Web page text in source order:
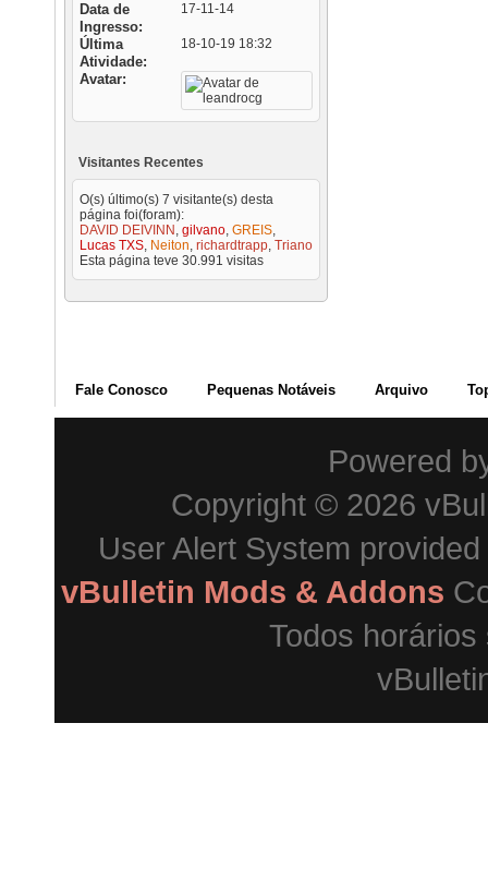
Data de
Ingresso
17-11-14
Última
Atividade
18-10-19 18:32
Avatar
Visitantes Recentes
O(s) último(s) 7 visitante(s) desta
página foi(foram):
DAVID DEIVINN , gilvano, GREIS,
Lucas TXS, Neiton, richardtrapp, Triano
Esta página teve 30.991 visitas
Fale Conosco Pequenas Notáveis Arquivo
Powered
Copyright © 2026
User Alert System
vBulletin Mods & Addons
Todos